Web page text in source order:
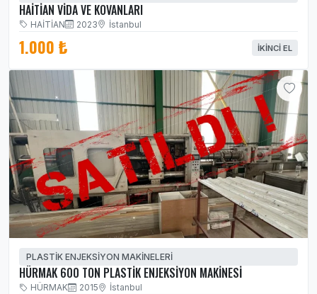
HAİTİAN VİDA VE KOVANLARI
HAİTİAN 2023 İstanbul
1.000 ₺ İKINCI EL
PLASTİK ENJEKSİYON MAKİNELERİ
HÜRMAK 600 TON PLASTİK ENJEKSİYON MAKİNESİ
HÜRMAK 2015 İstanbul